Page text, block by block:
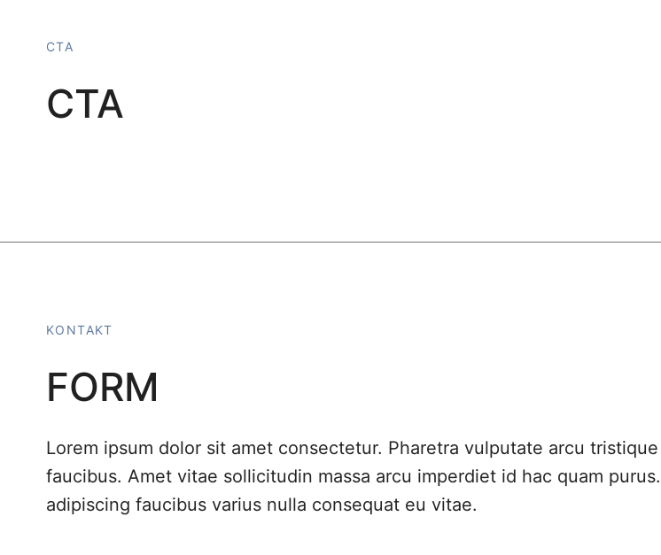
CTA
CTA
KONTAKT
FORM
Lorem ipsum dolor sit amet consectetur. Pharetra vulputate arcu
faucibus. Amet vitae sollicitudin massa arcu imperdiet id hac quam
adipiscing faucibus varius nulla consequat eu vitae.